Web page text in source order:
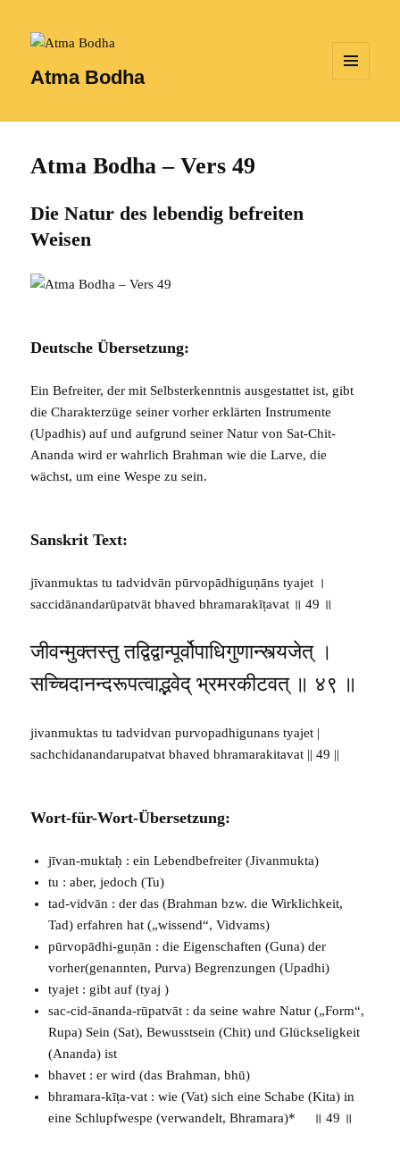
Atma Bodha
Atma Bodha – Vers 49
Die Natur des lebendig befreiten
Weisen
Deutsche Übersetzung:
Ein Befreiter, der mit Selbsterkenntnis ausgestattet ist, gibt
die Charakterzüge seiner vorher erklärten Instrumente
(Upadhis) auf und aufgrund seiner Natur von Sat-Chit-
Ananda wird er wahrlich Brahman wie die Larve, die
wächst, um eine Wespe zu sein.
Sanskrit Text:
jīvanmuktas tu tadvidvān pūrvopādhiguṇāns tyajet ।
saccidānandarūpatvāt bhaved bhramarakīṭavat ॥ 49 ॥
जीवन्मुक्तस्तु तद्विद्वान्पूर्वोपाधिगुणान्स्त्यजेत् ।
सच्चिदानन्दरूपत्वाद्भवेद् भ्रमरकीटवत् ॥ ४९ ॥
jivanmuktas tu tadvidvan purvopadhigunans tyajet |
sachchidanandarupatvat bhaved bhramarakitavat || 49 ||
Wort-für-Wort-Übersetzung:
jīvan-muktaḥ : ein Lebendbefreiter (Jivanmukta)
tu : aber, jedoch (Tu)
tad-vidvān : der das (Brahman bzw. die Wirklichkeit,
Tad) erfahren hat („wissend“,Vidvams)
pūrvopādhi-guṇān : die Eigenschaften (Guna) der
vorher(genannten,Purva) Begrenzungen (Upadhi)
tyajet : gibt auf (tyaj )
sac-cid-ānanda-rūpatvāt : da seine wahre Natur („Form“,
Rupa) Sein (Sat), Bewusstsein (Chit) und Glückseligkeit
(Ananda) ist
bhavet : er wird (das Brahman,bhū)
bhramara-kīṭa-vat : wie (Vat) sich eine Schabe (Kita) in
eine Schlupfwespe (verwandelt,Bhramara)* ॥ 49 ॥